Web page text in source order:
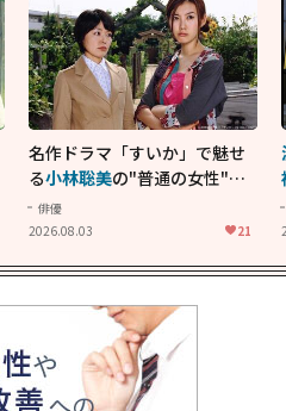
名作ドラマ「すいか」で魅せ
る小林聡美の"普通の女性"が
大人に刺さる...映画「かもめ
食堂」にも通じる静かな芝居
俳優
2026.08.03
21